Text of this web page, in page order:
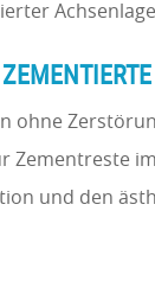
ohne
Zementreste
und den